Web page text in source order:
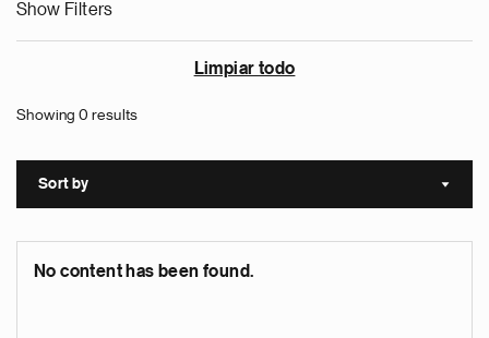
Show Filters
Limpiar todo
Showing 0 results
Sort by Sort
No content has been found.